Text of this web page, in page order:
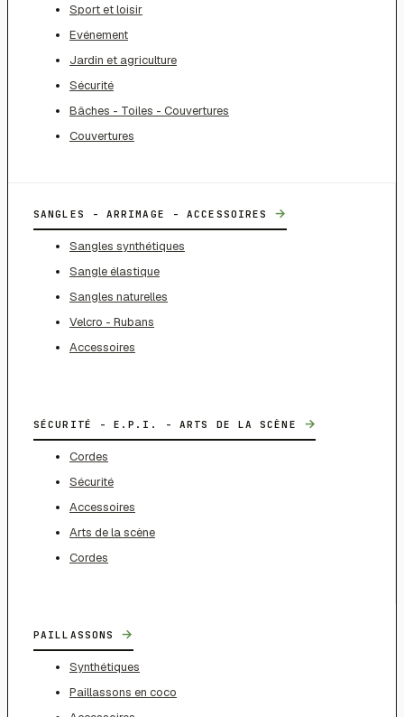
Sport et loisir
Evénement
Jardin et agriculture
Sécurité
Bâches - Toiles - Couvertures
Couvertures
SANGLES - ARRIMAGE - ACCESSOIRES →
Sangles synthétiques
Sangle élastique
Sangles naturelles
Velcro - Rubans
Accessoires
SÉCURITÉ - E.P.I. - ARTS DE LA SCÈNE →
Cordes
Sécurité
Accessoires
Arts de la scène
Cordes
PAILLASSONS →
Synthétiques
Paillassons en coco